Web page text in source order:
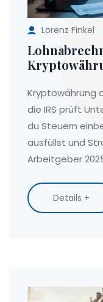
Lorenz Finkel
digitalen
Kryptowährung
die IRS prüft
du Steuern
ausfüllst und
Arbeitgeber
Details +